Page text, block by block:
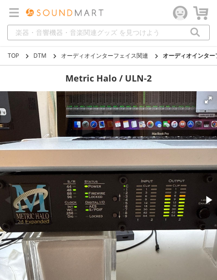
TOP DTM オーディオインターフェイス関連 オーディオインター
Metric Halo / ULN-2